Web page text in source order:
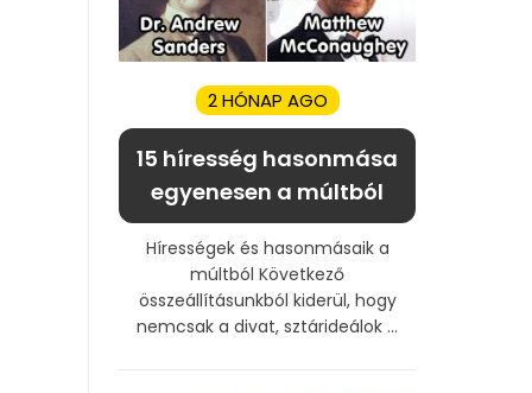
2 HÓNAP AGO
15 híresség hasonmása
egyenesen a múltból
Hírességek és hasonmásaik a
múltból Következő
összeállításunkból kiderül, hogy
nemcsak a divat, sztárideálok ...